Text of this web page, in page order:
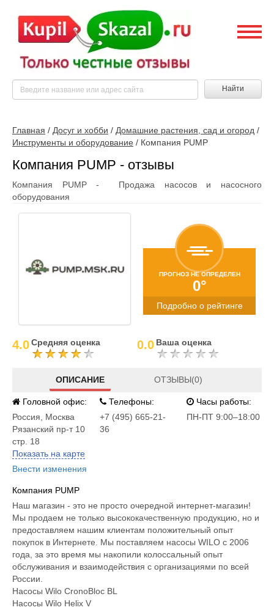
Найти
Главная / Досуг и хобби / Домашние растения, сад и огород /
Инструменты и оборудование / Компания PUMP
Компания PUMP - отзывы
Компания PUMP - Продажа насосов и насосного
оборудования
ПРОГНОЗ НЕ ОПРЕДЕЛЕН
0°
Подробно о рейтинге
4.0Средняя оценка 0.0 Ваша оценка
ОПИСАНИЕ ОТЗЫВЫ(0)
Головной офис:
Россия
Москва
Рязанский пр-т 10
стр. 18
Показать на карте
Внести изменения
Телефоны:
+7 (495) 665-21-
36
Часы работы:
ПН-ПТ 9:00–18:00
Компания PUMP
Наш магазин - это не просто очередной интернет-магазин!
Мы продаем не только высококачественную продукцию, но и
предоставляем нашим клиентам положительный опыт
покупок в Интернете. Мы поставляем насосы WILO с 2006
года, за это время мы накопили колоссальный опыт
обслуживания и взаимодействия с организациями по всей
России.
Насосы Wilo CronoBloc BL
Насосы Wilo Helix V